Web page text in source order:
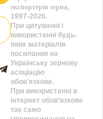
експортерів зерна,
1997-2026.
При цитуванні і
використанні будь-
яких матеріалів
посилання на
Українську зернову
асоціацію
обов'язкове.
При використанні в
інтернет обов'язкове
так само